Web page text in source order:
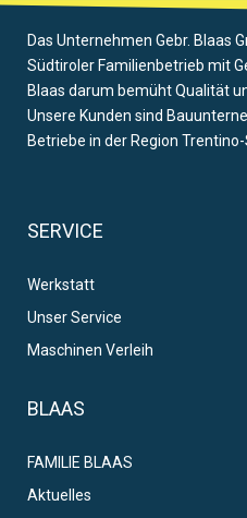
Das Unternehmen Gebr. Blaas
Südtiroler Familienbetrieb mit
Blaas darum bemüht Qualität
Unsere Kunden sind
Betriebe in der Region
SERVICE
Werkstatt
Unser Service
Maschinen Verleih
BLAAS
FAMILIE BLAAS
Aktuelles